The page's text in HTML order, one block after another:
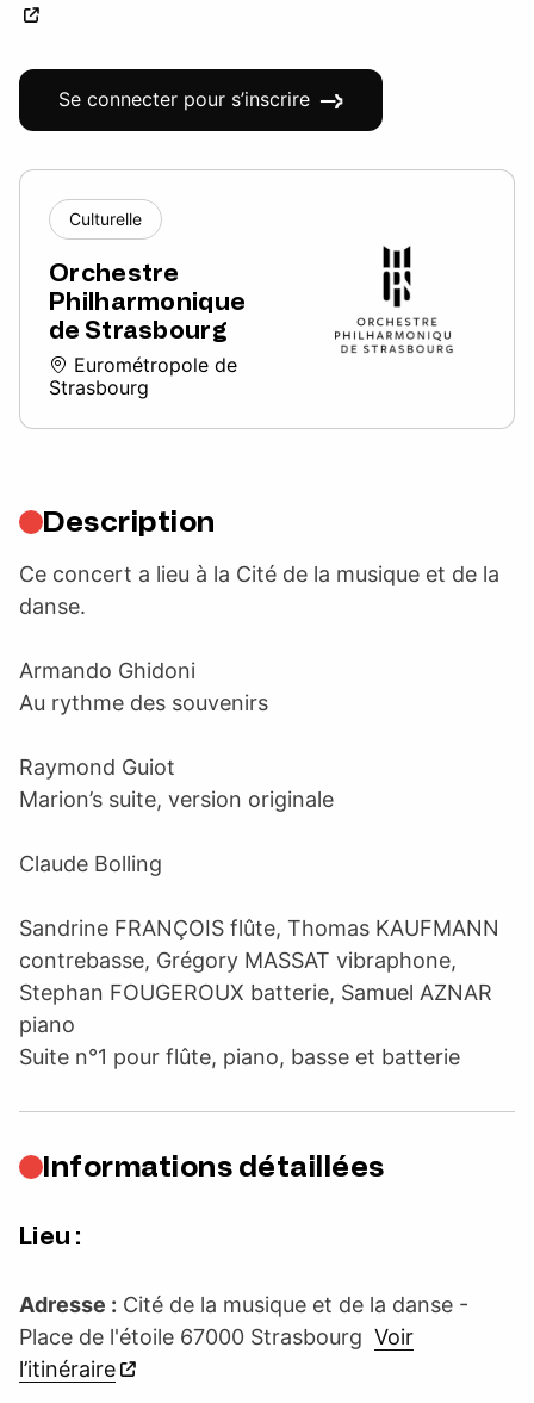
Se connecter pour s’inscrire
Culturelle
Orchestre
Philharmonique
de Strasbourg
Eurométropole de
Strasbourg
Description
Ce concert a lieu à la Cité de la musique et de la
danse.
Armando Ghidoni
Au rythme des souvenirs
Raymond Guiot
Marion’s suite, version originale
Claude Bolling
Sandrine FRANÇOIS flûte, Thomas KAUFMANN
contrebasse, Grégory MASSAT vibraphone,
Stephan FOUGEROUX batterie, Samuel AZNAR
piano
Suite n°1 pour flûte, piano, basse et batterie
Informations détaillées
Lieu :
Adresse : Cité de la musique et de la danse -
Place de l'étoile 67000 Strasbourg Voir
l’itinéraire